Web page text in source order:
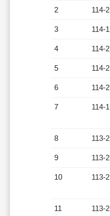
2 114-2
3 114-1
4 114-2
5 114-2
6 114-2
7 114-1
8 113-2
9 113-2
10 113-2
11 113-2